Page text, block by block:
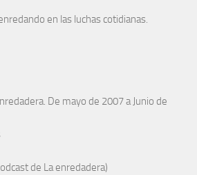
en las luchas cotidianas.
De mayo de 2007 a Junio de
de La enredadera)